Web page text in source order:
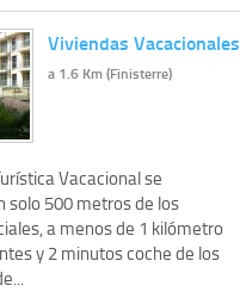
Viviendas Vacacionales
a 1.6 Km (Finisterre)
Vacacional se
solo 500 metros de los
a menos de 1 kilómetro
y 2 minutos coche de los